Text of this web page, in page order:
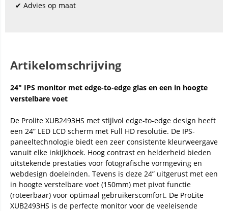
✔ Advies op maat
Artikelomschrijving
24" IPS monitor met edge-to-edge glas en een in hoogte
verstelbare voet
De Prolite XUB2493HS met stijlvol edge-to-edge design heeft
een 24” LED LCD scherm met Full HD resolutie. De IPS-
paneeltechnologie biedt een zeer consistente kleurweergave
vanuit elke inkijkhoek. Hoog contrast en helderheid bieden
uitstekende prestaties voor fotografische vormgeving en
webdesign doeleinden. Tevens is deze 24” uitgerust met een
in hoogte verstelbare voet (150mm) met pivot functie
(roteerbaar) voor optimaal gebruikerscomfort. De ProLite
XUB2493HS is de perfecte monitor voor de veeleisende